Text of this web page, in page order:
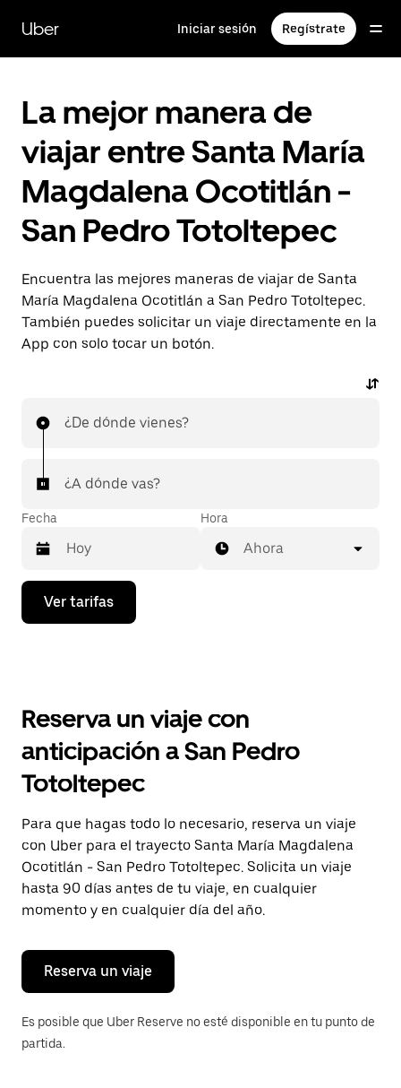
contenido
principal
Uber Iniciar sesión Regístrate
La mejor manera de
viajar entre Santa María
Magdalena Ocotitlán -
San Pedro Totoltepec
Encuentra las mejores maneras de viajar de Santa
María Magdalena Ocotitlán a San Pedro Totoltepec.
También puedes solicitar un viaje directamente en la
App con solo tocar un botón.
¿De dónde vienes?
¿A dónde vas?
Fecha
Presiona
flecha
el
y
selecciona
una
Presiona
la
tecla Esc
para
cerrar
el
calendario.
Hora
Ahora
Ver tarifas
Reserva un viaje con
anticipación a San Pedro
Totoltepec
Para que hagas todo lo necesario, reserva un viaje
con Uber para el trayecto Santa María Magdalena
Ocotitlán - San Pedro Totoltepec. Solicita un viaje
hasta 90 días antes de tu viaje, en cualquier
momento y en cualquier día del año.
Reserva un viaje
Es posible que Uber Reserve no esté disponible en tu punto de
partida.